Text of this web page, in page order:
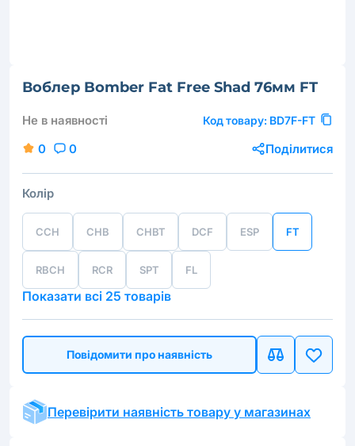
Воблер Bomber Fat Free Shad 76мм FT
Не в наявності Код товару: BD7F-FT
0 0 Поділитися
Колір
CCH CHB CHBT DCF ESP FT
RBCH RCR SPT FL
Показати всі 25 товарів
Повідомити про наявність
Перевірити наявність товару у магазинах